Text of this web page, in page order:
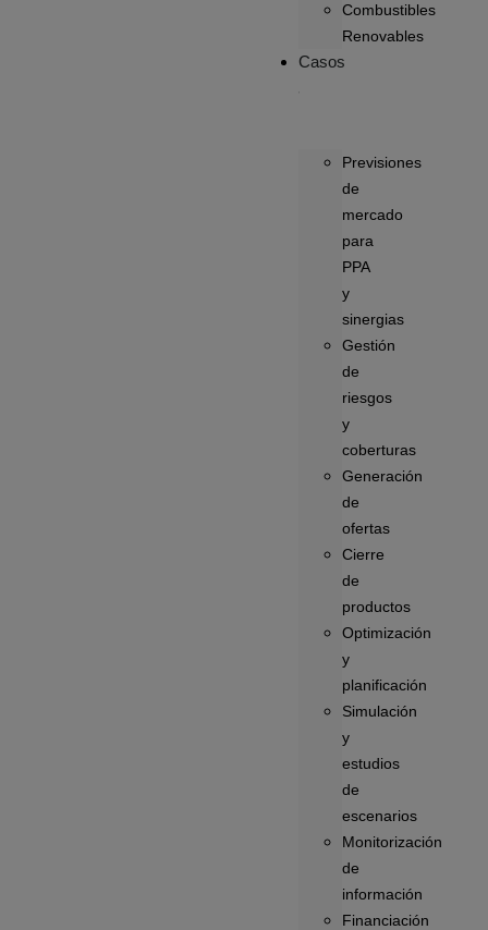
Combustibles
Renovables
Casos
Previsiones
de
mercado
para
PPA
y
sinergias
Gestión
de
riesgos
y
coberturas
Generación
de
ofertas
Cierre
de
productos
Optimización
y
planificación
Simulación
y
estudios
de
escenarios
Monitorización
de
información
Financiación